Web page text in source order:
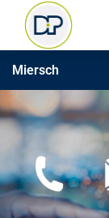
Miersch